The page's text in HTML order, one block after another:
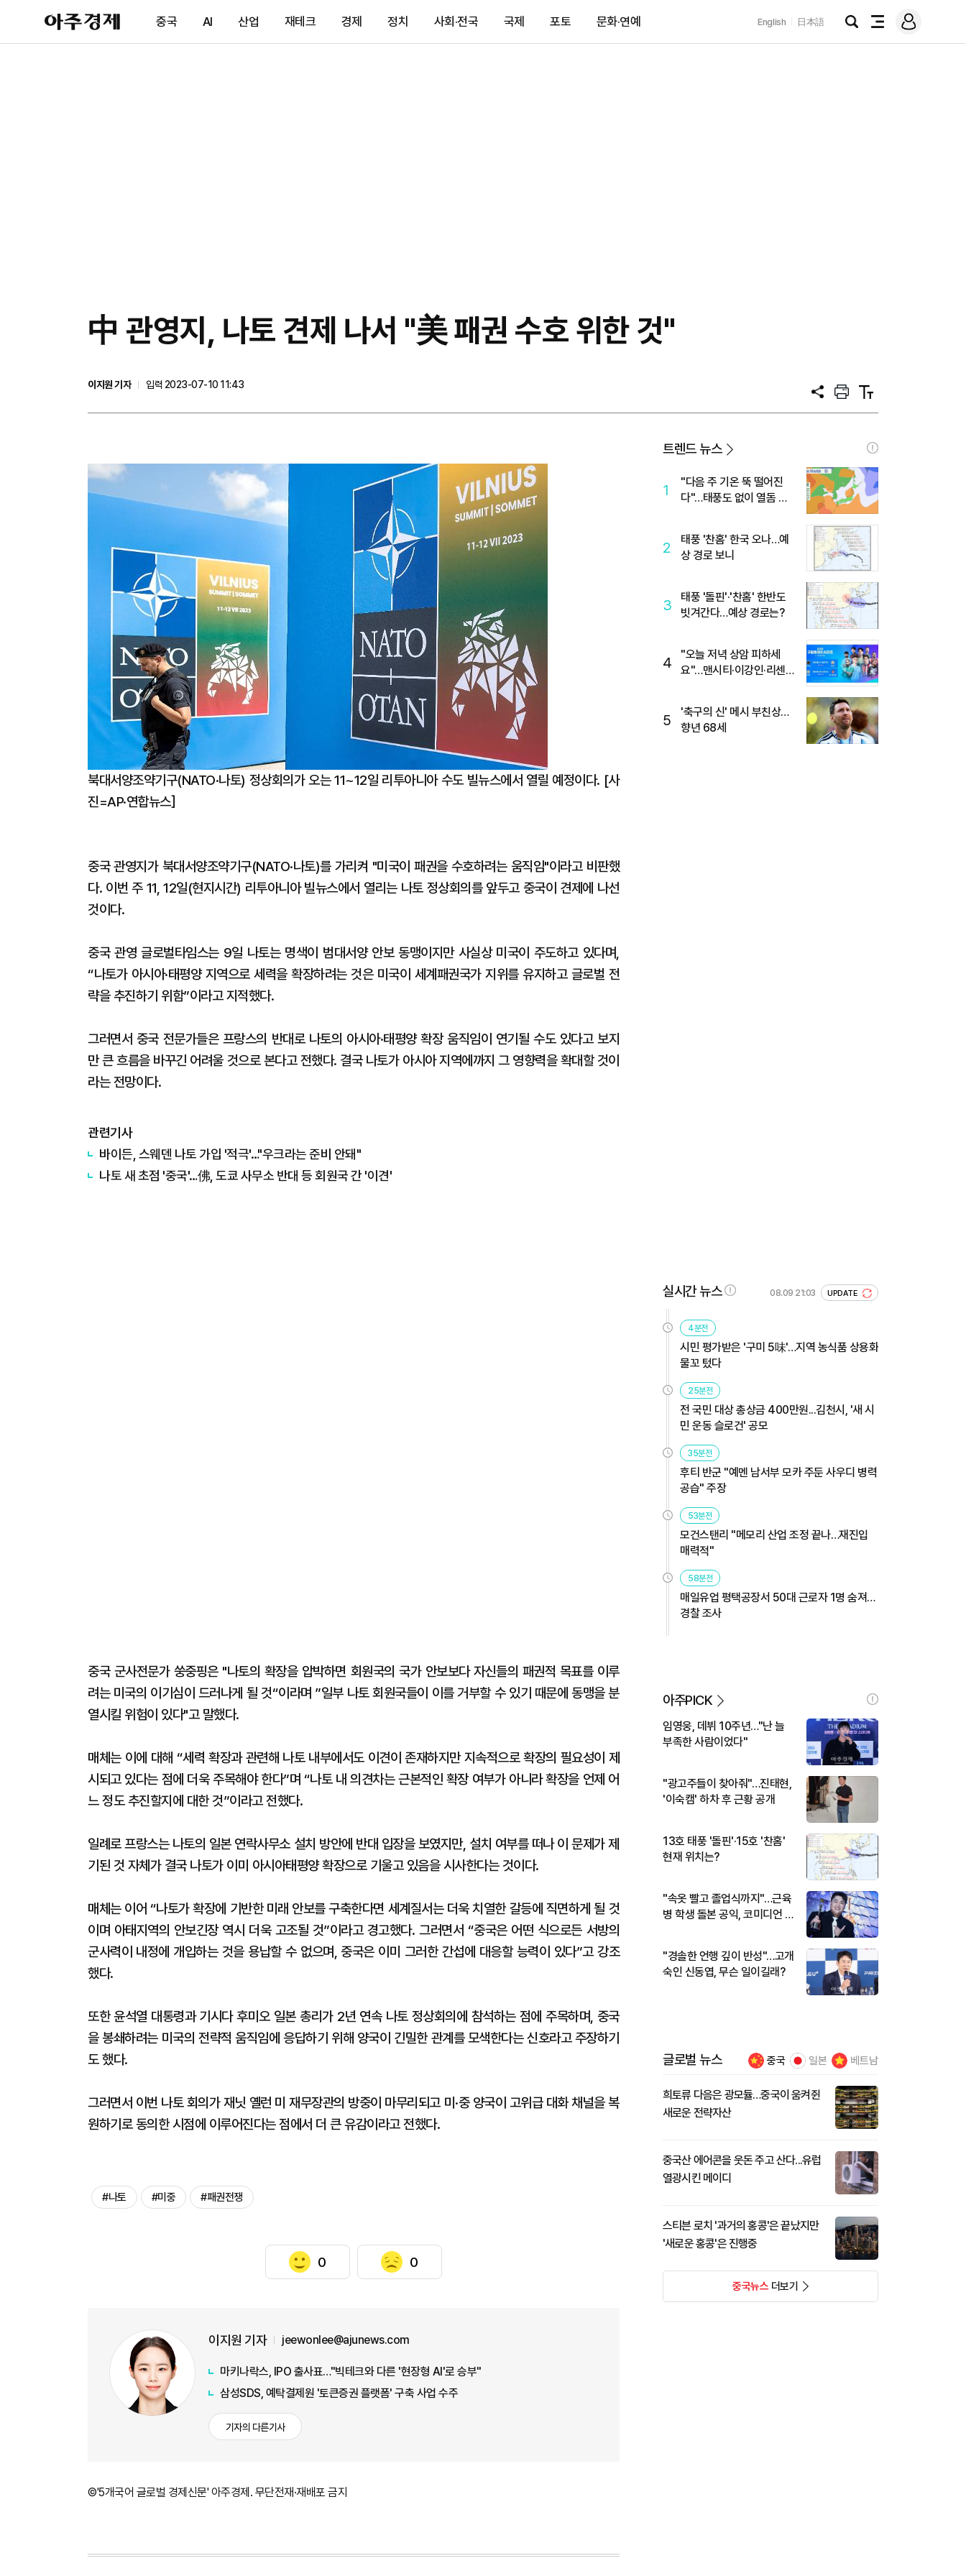
아
주
제
중국 AI 산업 재테크 경제 정치 사회·전국 국제 포토 문화·연예 English 日本語
검
전
메
그
中 관영지, 나토 견제 나서 "美 패권 수호 위한 것"
이지원 기자
입력 2023-07-10 11:43
공
프
트
텍
트
이
미
북대서양조약기구(NATO·나토) 정상회의가 오는 11~12일 리투아니아 수도 빌뉴스에서 열릴 예정이다. [사
진=AP·연합뉴스］
중국 관영지가 북대서양조약기구(NATO·나토)를 가리켜 "미국이 패권을 수호하려는 움직임"이라고 비판했
다. 이번 주 11, 12일(현지시간) 리투아니아 빌뉴스에서 열리는 나토 정상회의를 앞두고 중국이 견제에 나선
것이다.
중국 관영 글로벌타임스는 9일 나토는 명색이 범대서양 안보 동맹이지만 사실상 미국이 주도하고 있다며,
“나토가 아시아·태평양 지역으로 세력을 확장하려는 것은 미국이 세계패권국가 지위를 유지하고 글로벌 전
략을 추진하기 위함”이라고 지적했다.
그러면서 중국 전문가들은 프랑스의 반대로 나토의 아시아·태평양 확장 움직임이 연기될 수도 있다고 보지
만 큰 흐름을 바꾸긴 어려울 것으로 본다고 전했다. 결국 나토가 아시아 지역에까지 그 영향력을 확대할 것이
라는 전망이다.
관련기사
바이든, 스웨덴 나토 가입 '적극'…"우크라는 준비 안돼"
나토 새 초점 '중국'…佛, 도쿄 사무소 반대 등 회원국 간 '이견'
중국 군사전문가 쑹중핑은 "나토의 확장을 압박하면 회원국의 국가 안보보다 자신들의 패권적 목표를 이루
려는 미국의 이기심이 드러나게 될 것“이라며 ”일부 나토 회원국들이 이를 거부할 수 있기 때문에 동맹을 분
열시킬 위험이 있다"고 말했다.
매체는 이에 대해 “세력 확장과 관련해 나토 내부에서도 이견이 존재하지만 지속적으로 확장의 필요성이 제
시되고 있다는 점에 더욱 주목해야 한다”며 “나토 내 의견차는 근본적인 확장 여부가 아니라 확장을 언제 어
느 정도 추진할지에 대한 것”이라고 전했다.
일례로 프랑스는 나토의 일본 연락사무소 설치 방안에 반대 입장을 보였지만, 설치 여부를 떠나 이 문제가 제
기된 것 자체가 결국 나토가 이미 아시아태평양 확장으로 기울고 있음을 시사한다는 것이다.
매체는 이어 “나토가 확장에 기반한 미래 안보를 구축한다면 세계질서는 더욱 치열한 갈등에 직면하게 될 것
이며 아태지역의 안보긴장 역시 더욱 고조될 것”이라고 경고했다. 그러면서 “중국은 어떤 식으로든 서방의
군사력이 내정에 개입하는 것을 용납할 수 없으며, 중국은 이미 그러한 간섭에 대응할 능력이 있다”고 강조
했다.
또한 윤석열 대통령과 기시다 후미오 일본 총리가 2년 연속 나토 정상회의에 참석하는 점에 주목하며, 중국
을 봉쇄하려는 미국의 전략적 움직임에 응답하기 위해 양국이 긴밀한 관계를 모색한다는 신호라고 주장하기
도 했다.
그러면서 이번 나토 회의가 재닛 옐런 미 재무장관의 방중이 마무리되고 미·중 양국이 고위급 대화 채널을 복
원하기로 동의한 시점에 이루어진다는 점에서 더 큰 유감이라고 전했다.
#나토 #미중 #패권전쟁
0 0
이지원 기자 jeewonlee@ajunews.com
마키나락스, IPO 출사표…"빅테크와 다른 '현장형 AI'로 승부"
삼성SDS, 예탁결제원 '토큰증권 플랫폼' 구축 사업 수주
기자의 다른기사
©'5개국어 글로벌 경제신문' 아주경제. 무단전재·재배포 금지
트렌드 뉴스
1
"다음 주 기온 뚝 떨어진
다"…태풍도 없이 열돔 박
2
태풍 '찬홈' 한국 오나…예
상 경로 보니
3
태풍 '돌핀'·'찬홈' 한반도
빗겨간다…예상 경로는?
4
"오늘 저녁 상암 피하세
요"…맨시티·이강인·리센느
5
'축구의 신' 메시 부친상…
향년 68세
실시간 뉴스 08.09 21:03 UPDATE
4분전
시민 평가받은 '구미 5味'…지역 농식품 상용화
물꼬 텄다
25분전
전 국민 대상 총상금 400만원...김천시, '새 시
민 운동 슬로건' 공모
35분전
후티 반군 "예멘 남서부 모카 주둔 사우디 병력
공습" 주장
53분전
모건스탠리 "메모리 산업 조정 끝나…재진입
매력적"
58분전
매일유업 평택공장서 50대 근로자 1명 숨져…
경찰 조사
아주PICK
임영웅, 데뷔 10주년…"난 늘
부족한 사람이었다"
"광고주들이 찾아줘"…진태현,
'이숙캠' 하차 후 근황 공개
13호 태풍 '돌핀'·15호 '찬홈'
현재 위치는?
"속옷 빨고 졸업식까지"…근육
병 학생 돌본 공익, 코미디언 김
"경솔한 언행 깊이 반성"…고개
숙인 신동엽, 무슨 일이길래?
글로벌 뉴스 중국 일본 베트남
희토류 다음은 광모듈…중국이 움켜쥔
새로운 전략자산
중국산 에어콘을 웃돈 주고 산다...유럽
열광시킨 메이디
스티븐 로치 '과거의 홍콩'은 끝났지만
'새로운 홍콩'은 진행중
중국뉴스더보기